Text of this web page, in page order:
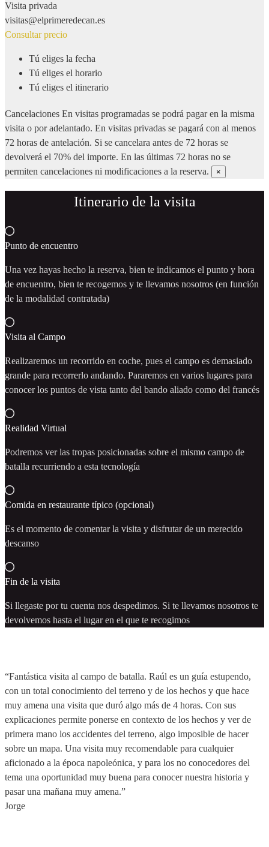
Visita privada
visitas@elprimeredecan.es
Consultar precio
Tú eliges la fecha
Tú eliges el horario
Tú eliges el itinerario
Cancelaciones En visitas programadas se podrá pagar en la misma
visita o por adelantado. En visitas privadas se pagará con al menos
72 horas de antelación. Si se cancelara antes de 72 horas se
devolverá el 70% del importe. En las últimas 72 horas no se
permiten cancelaciones ni modificaciones a la reserva.
×
Itinerario de la visita
Punto de encuentro
Una vez hayas hecho la reserva, bien te indicamos el punto y hora
de encuentro, bien te recogemos y te llevamos nosotros (en función
de la modalidad contratada)
Visita al Campo
Realizaremos un recorrido en coche, pues el campo es demasiado
grande para recorrerlo andando. Pararemos en varios lugares para
conocer los puntos de vista tanto del bando aliado como del francés
Realidad Virtual
Podremos ver las tropas posicionadas sobre el mismo campo de
batalla recurriendo a esta tecnología
Comida en restaurante típico (opcional)
Es el momento de comentar la visita y disfrutar de un merecido
descanso
Fin de la visita
Si llegaste por tu cuenta nos despedimos. Si te llevamos nosotros te
devolvemos hasta el lugar en el que te recogimos
“Fantástica visita al campo de batalla. Raúl es un guía estupendo,
con un total conocimiento del terreno y de los hechos y que hace
muy amena una visita que duró algo más de 4 horas. Con sus
explicaciones permite ponerse en contexto de los hechos y ver de
primera mano los accidentes del terreno, algo imposible de hacer
sobre un mapa. Una visita muy recomendable para cualquier
aficionado a la época napoleónica, y para los no conocedores del
tema una oportunidad muy buena para conocer nuestra historia y
pasar una mañana muy amena.”
Jorge